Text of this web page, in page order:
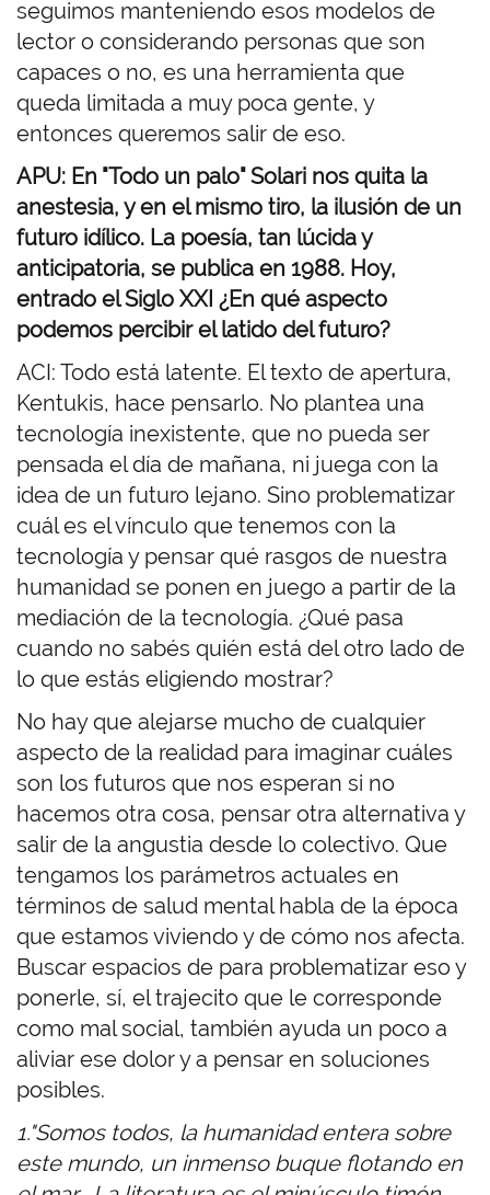
seguimos manteniendo esos modelos de
lector o considerando personas que son
capaces o no, es una herramienta que
queda limitada a muy poca gente, y
entonces queremos salir de eso.
APU: En "Todo un palo" Solari nos quita la
anestesia, y en el mismo tiro, la ilusión de un
futuro idílico. La poesía, tan lúcida y
anticipatoria, se publica en 1988. Hoy,
entrado el Siglo XXI ¿En qué aspecto
podemos percibir el latido del futuro?
ACI: Todo está latente. El texto de apertura,
Kentukis, hace pensarlo. No plantea una
tecnología inexistente, que no pueda ser
pensada el día de mañana, ni juega con la
idea de un futuro lejano. Sino problematizar
cuál es el vínculo que tenemos con la
tecnología y pensar qué rasgos de nuestra
humanidad se ponen en juego a partir de la
mediación de la tecnología. ¿Qué pasa
cuando no sabés quién está del otro lado de
lo que estás eligiendo mostrar?
No hay que alejarse mucho de cualquier
aspecto de la realidad para imaginar cuáles
son los futuros que nos esperan si no
hacemos otra cosa, pensar otra alternativa y
salir de la angustia desde lo colectivo. Que
tengamos los parámetros actuales en
términos de salud mental habla de la época
que estamos viviendo y de cómo nos afecta.
Buscar espacios de para problematizar eso y
ponerle, sí, el trajecito que le corresponde
como mal social, también ayuda un poco a
aliviar ese dolor y a pensar en soluciones
posibles.
1."Somos todos, la humanidad entera sobre
este mundo, un inmenso buque flotando en